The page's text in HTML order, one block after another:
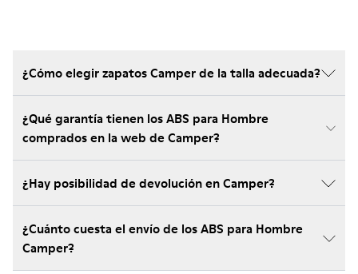
¿Cómo elegir zapatos Camper de la talla adecuada?
¿Qué garantía tienen los ABS para Hombre
comprados en la web de Camper?
¿Hay posibilidad de devolución en Camper?
¿Cuánto cuesta el envío de los ABS para Hombre
Camper?